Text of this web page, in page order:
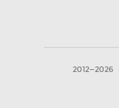
2012—2026